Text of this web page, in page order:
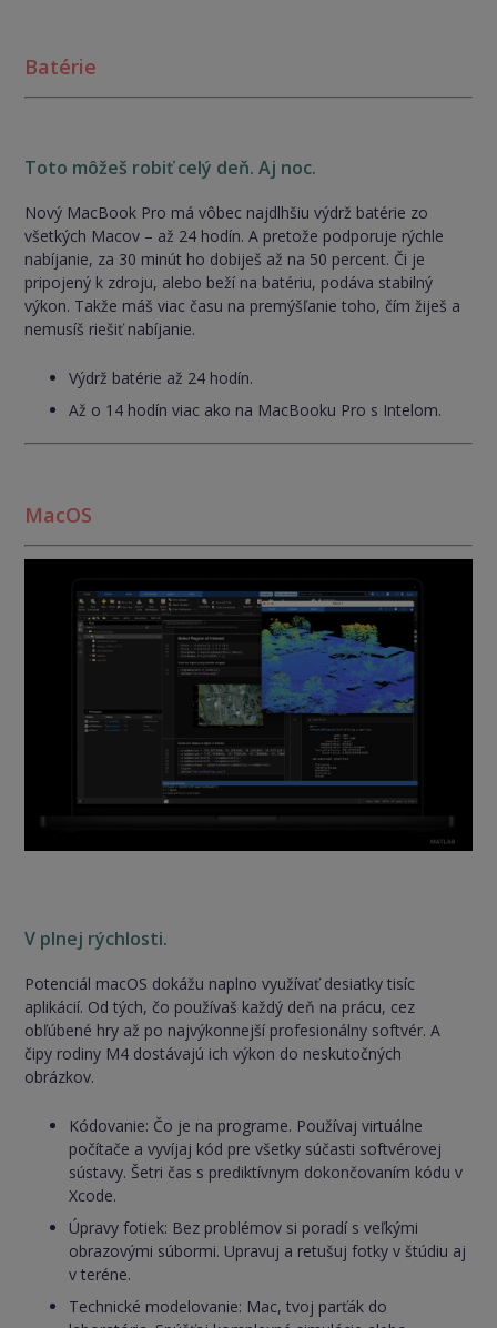
Batérie
Toto môžeš robiť celý deň. Aj noc.
Nový MacBook Pro má vôbec najdlhšiu výdrž batérie zo
všetkých Macov – až 24 hodín. A pretože podporuje rýchle
nabíjanie, za 30 minút ho dobiješ až na 50 percent. Či je
pripojený k zdroju, alebo beží na batériu, podáva stabilný
výkon. Takže máš viac času na premýšľanie toho, čím žiješ a
nemusíš riešiť nabíjanie.
Výdrž batérie až 24 hodín.
Až o 14 hodín viac ako na MacBooku Pro s Intelom.
MacOS
V plnej rýchlosti.
Potenciál macOS dokážu naplno využívať desiatky tisíc
aplikácií. Od tých, čo používaš každý deň na prácu, cez
obľúbené hry až po najvýkonnejší profesionálny softvér. A
čipy rodiny M4 dostávajú ich výkon do neskutočných
obrázkov.
Kódovanie: Čo je na programe. Používaj virtuálne
počítače a vyvíjaj kód pre všetky súčasti softvérovej
sústavy. Šetri čas s prediktívnym dokončovaním kódu v
Xcode.
Úpravy fotiek: Bez problémov si poradí s veľkými
obrazovými súbormi. Upravuj a retušuj fotky v štúdiu aj
v teréne.
Technické modelovanie: Mac, tvoj parťák do